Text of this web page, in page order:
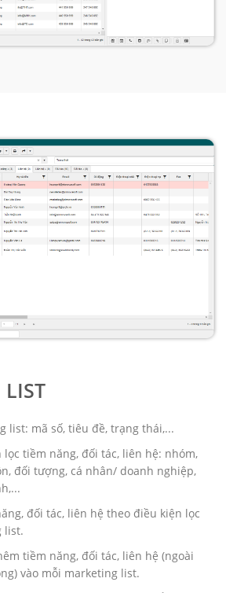
LIST
list: mã số, tiêu đề, trạng thái,...
lọc tiềm năng, đối tác, liên hệ: nhóm,
đối tượng, cá nhân/ doanh nghiệp,
đối tác, liên hệ theo điều kiện lọc
list.
tiềm năng, đối tác, liên hệ (ngoài
vào mỗi marketing list.